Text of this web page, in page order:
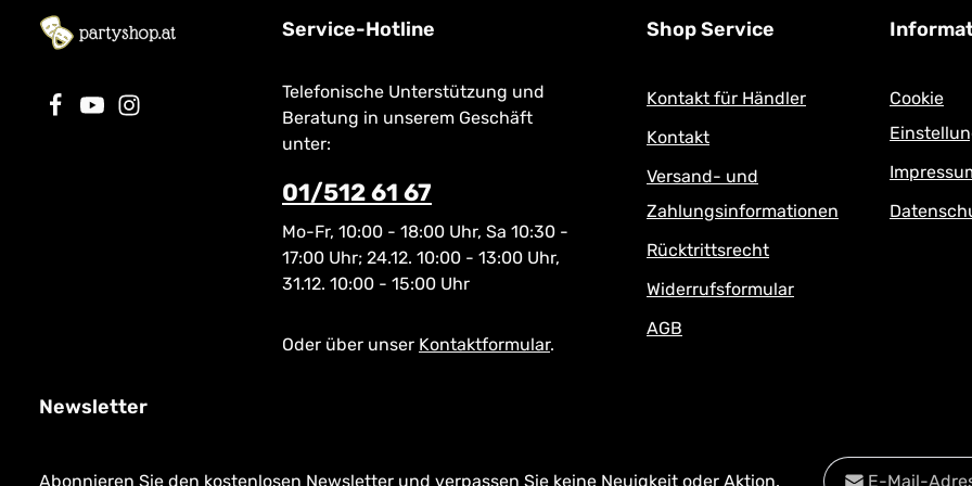
Service-Hotline
Telefonische Unterstützung und
Beratung in unserem Geschäft
unter:
01/512 61 67
Mo-Fr, 10:00 - 18:00 Uhr, Sa 10:30 -
17:00 Uhr; 24.12. 10:00 - 13:00 Uhr,
31.12. 10:00 - 15:00 Uhr
Oder über unser Kontaktformular.
Shop Service
Kontakt für Händler
Kontakt
Versand- und
Zahlungsinformationen
Rücktrittsrecht
Widerrufsformular
AGB
Cookie
Newsletter
Abonnieren Sie den kostenlosen Newsletter und verpassen Sie keine Neuigkeit oder Aktion.
E-Mail-Adresse*